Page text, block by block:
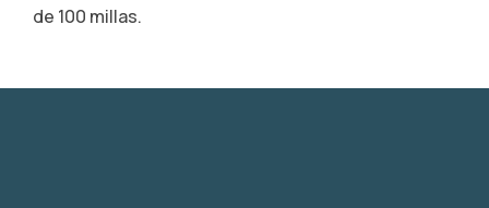
de 100 millas.